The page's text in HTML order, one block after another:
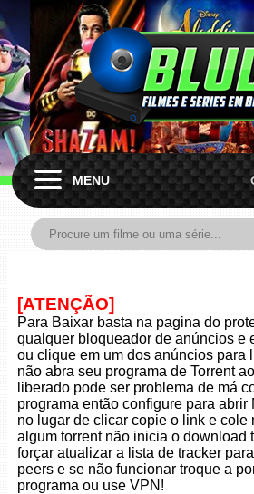
MENU
[ATENÇÃO]
Para Baixar basta na pagina do
qualquer bloqueador de anúncios e
ou clique em um dos anúncios para
não abra seu programa de Torrent
liberado pode ser problema de má
programa então configure para abrir
no lugar de clicar copie o link e cole
algum torrent não inicia o download
forçar atualizar a lista de tracker
peers e se não funcionar troque a
programa ou use VPN!